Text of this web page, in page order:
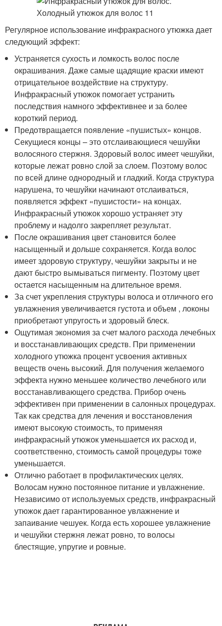
Регулярное использование инфракрасного утюжка дает
следующий эффект:
Устраняется сухость и ломкость волос после
окрашивания. Даже самые щадящие краски имеют
отрицательное воздействие на структуру.
Инфракрасный утюжок помогает устранить
последствия намного эффективнее и за более
короткий период.
Предотвращается появление «пушистых» концов.
Секущиеся концы – это отслаивающиеся чешуйки
волосяного стержня. Здоровый волос имеет чешуйки,
которые лежат ровно слой за слоем. Поэтому волос
по всей длине однородный и гладкий. Когда структура
нарушена, то чешуйки начинают отслаиваться,
появляется эффект «пушистости» на концах.
Инфракрасный утюжок хорошо устраняет эту
проблему и надолго закрепляет результат.
После окрашивания цвет становится более
насыщенный и дольше сохраняется. Когда волос
имеет здоровую структуру, чешуйки закрыты и не
дают быстро вымываться пигменту. Поэтому цвет
остается насыщенным на длительное время.
За счет укрепления структуры волоса и отличного его
увлажнения увеличивается густота и объем , локоны
приобретают упругость и здоровый блеск.
Ощутимая экономия за счет малого расхода лечебных
и восстанавливающих средств. При применении
холодного утюжка процент усвоения активных
веществ очень высокий. Для получения желаемого
эффекта нужно меньшее количество лечебного или
восстанавливающего средства. Прибор очень
эффективен при применении в салонных процедурах.
Так как средства для лечения и восстановления
имеют высокую стоимость, то применяя
инфракрасный утюжок уменьшается их расход и,
соответственно, стоимость самой процедуры тоже
уменьшается.
Отлично работает в профилактических целях.
Волосам нужно постоянное питание и увлажнение.
Независимо от используемых средств, инфракрасный
утюжок дает гарантированное увлажнение и
запаивание чешуек. Когда есть хорошее увлажнение
и чешуйки стержня лежат ровно, то волосы
блестящие, упругие и ровные.